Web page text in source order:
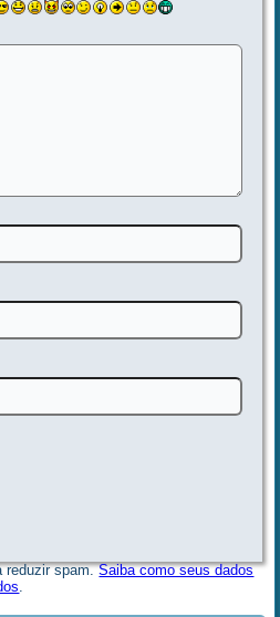
reduzir spam.Saiba como seus dados